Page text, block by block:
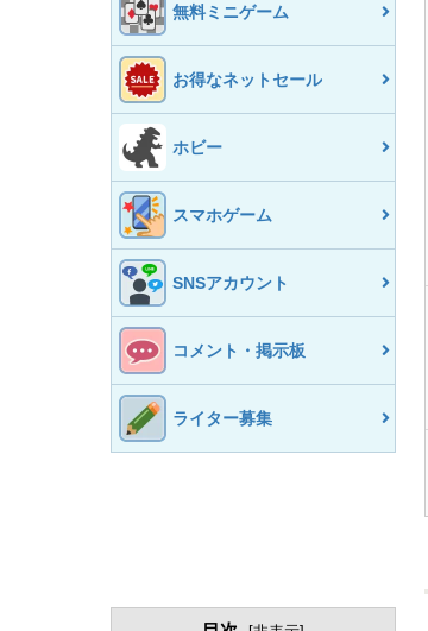
無料ミニゲーム
お得なネットセール
ホビー
スマホゲーム
SNSアカウント
コメント・掲示板
ライター募集